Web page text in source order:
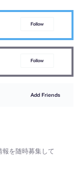
Follow
Follow
Add Friends
を随時募集して